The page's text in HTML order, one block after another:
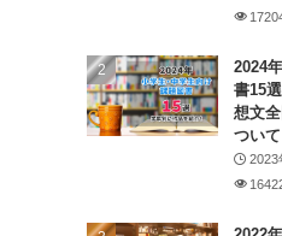
2024
書15
想文
ついて
2023